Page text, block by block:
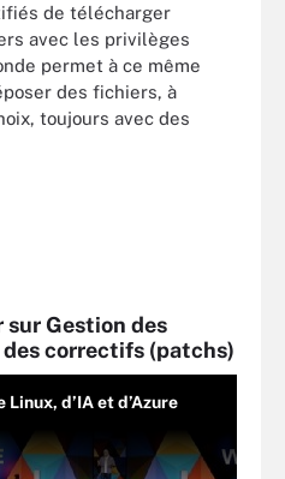
de télécharger
avec les privilèges
permet à ce même
des fichiers, à
toujours avec des
Gestion des
correctifs (patchs)
d’IA et d’Azure